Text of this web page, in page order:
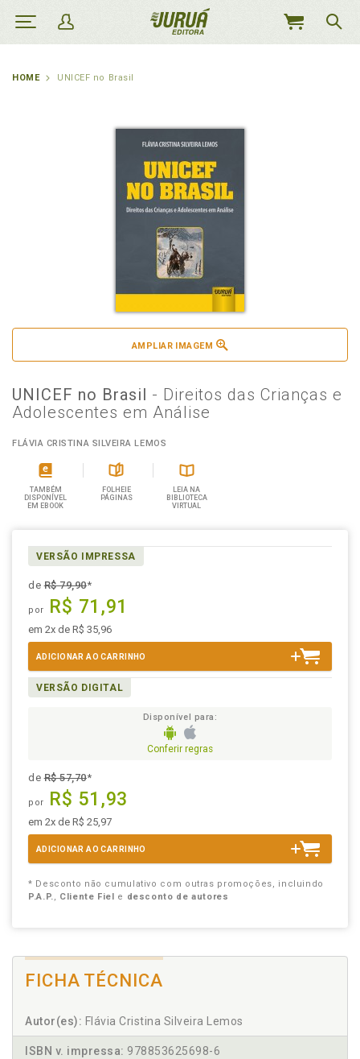
MEU
HOME UNICEF no Brasil
AMPLIAR IMAGEM
UNICEF no Brasil - Direitos das Crianças e
Adolescentes em Análise
FLÁVIA CRISTINA SILVEIRA LEMOS
TAMBÉM
DISPONÍVEL
EM EBOOK
FOLHEIE
PÁGINAS
LEIA NA
BIBLIOTECA
VIRTUAL
VERSÃO IMPRESSA
deR$ 79,90*
por R$ 71,91
em 2x de R$ 35,96
ADICIONAR AO CARRINHO
VERSÃO DIGITAL
Disponível para:
Conferir regras
deR$ 57,70*
por R$ 51,93
em 2x de R$ 25,97
ADICIONAR AO CARRINHO
* Desconto não cumulativo com outras promoções, incluindo
P.A.P., Cliente Fiel e desconto de autores
FICHA TÉCNICA
Autor(es): Flávia Cristina Silveira Lemos
ISBN v. impressa: 978853625698-6